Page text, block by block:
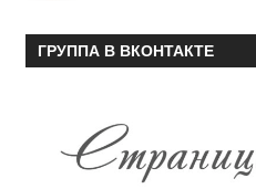
ГРУППА В ВКОНТАКТЕ